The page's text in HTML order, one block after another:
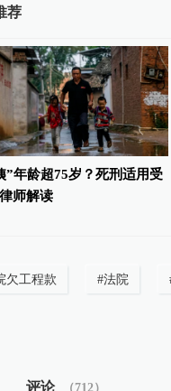
荐
”年龄超75岁？死刑适用受
师解读
欠工程款 #法院
评论 （712 ）